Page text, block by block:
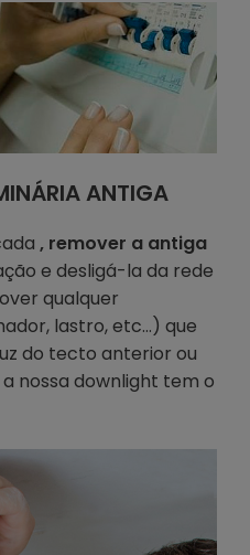
ANTIGA
, remover a antiga
e desligá-la da rede
qualquer
lastro, etc…) que
do tecto anterior ou
nossa downlight tem o